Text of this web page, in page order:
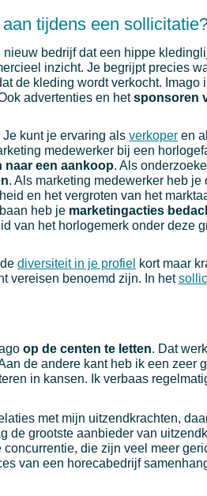
tijdens een
nieuw bedrijf dat een hippe
inzicht. Je begrijpt precies
de kleding wordt verkocht.
advertenties en hetsponsoren
kunt je ervaring als verkoper en
medewerker bij een
naar een aankoop. Als
. Als marketing medewerker heb
en het vergroten van het
heb je marketingacties
van het horlogemerk onder deze
diversiteit in je profiel kort maar
vereisen benoemd zijn. In het
op de centen te letten. Dat
de andere kant heb ik een zeer
in kansen. Ik verbaas
met mijn uitzendkrachten,
de grootste aanbieder van
die zijn veel meer
van een horecabedrijf